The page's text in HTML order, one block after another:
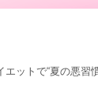
エットで“夏の悪習